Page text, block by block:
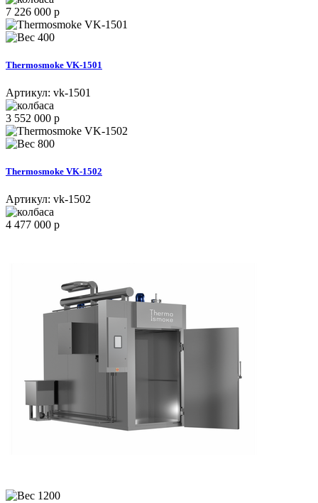
7 226 000 р
400
Thermosmoke VK-1501
Артикул: vk-1501
3 552 000 р
800
Thermosmoke VK-1502
Артикул: vk-1502
4 477 000 р
1200